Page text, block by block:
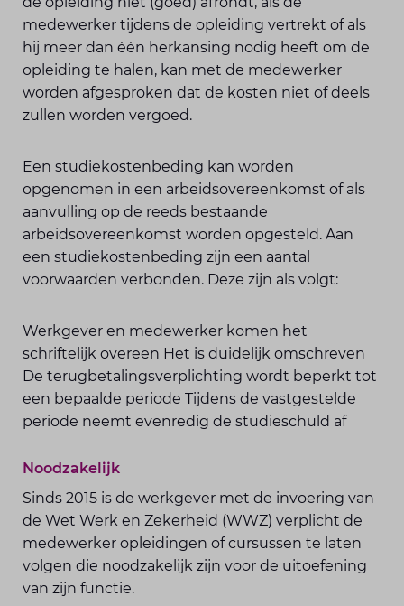
medewerker tijdens de opleiding vertrekt of als
hij meer dan één herkansing nodig heeft om de
opleiding te halen, kan met de medewerker
worden afgesproken dat de kosten niet of deels
zullen worden vergoed.
Een studiekostenbeding kan worden
opgenomen in een arbeidsovereenkomst of als
aanvulling op de reeds bestaande
arbeidsovereenkomst worden opgesteld. Aan
een studiekostenbeding zijn een aantal
voorwaarden verbonden. Deze zijn als volgt:
Werkgever en medewerker komen het
schriftelijk overeen Het is duidelijk omschreven
De terugbetalingsverplichting wordt beperkt tot
een bepaalde periode Tijdens de vastgestelde
periode neemt evenredig de studieschuld af
Noodzakelijk
Sinds 2015 is de werkgever met de invoering van
de Wet Werk en Zekerheid (WWZ) verplicht de
medewerker opleidingen of cursussen te laten
volgen die noodzakelijk zijn voor de uitoefening
van zijn functie.